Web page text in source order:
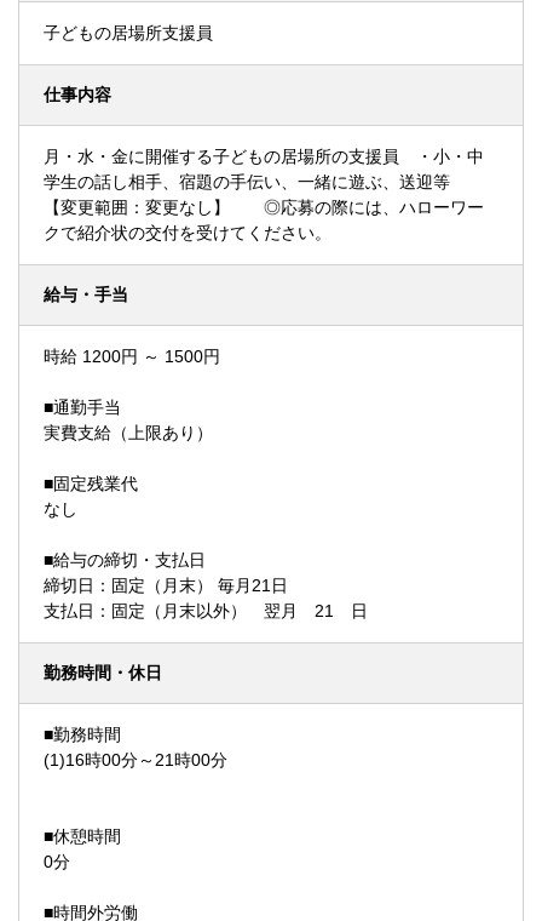
子どもの居場所支援員
仕事内容
月・水・金に開催する子どもの居場所の支援員 ・小・中
学生の話し相手、宿題の手伝い、一緒に遊ぶ、送迎等
【変更範囲：変更なし】 ◎応募の際には、ハローワー
クで紹介状の交付を受けてください。
給与・手当
時給 1200円 ～ 1500円
■通勤手当
実費支給（上限あり）
■固定残業代
なし
■給与の締切・支払日
締切日：固定（月末） 毎月21日
支払日：固定（月末以外） 翌月 21 日
勤務時間・休日
■勤務時間
(1)16時00分～21時00分
■休憩時間
0分
■時間外労働